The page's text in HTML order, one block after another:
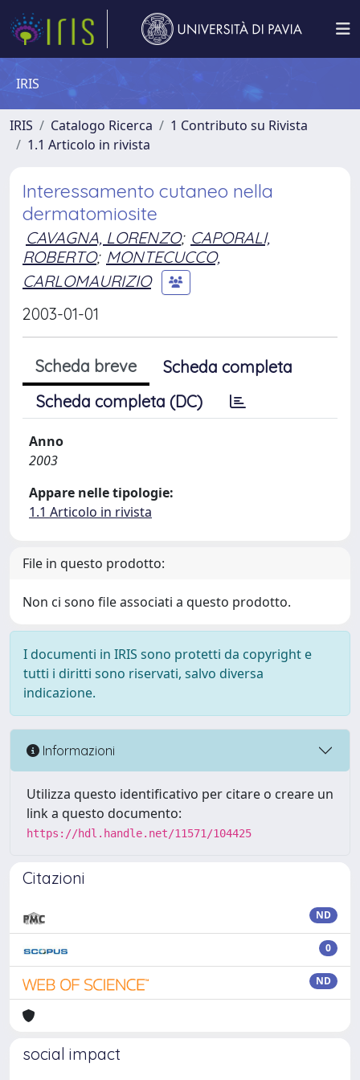
IRIS
IRIS Catalogo Ricerca
1 Contributo su Rivista
1.1 Articolo in rivista
Interessamento cutaneo nella
dermatomiosite
CAVAGNA, LORENZO; CAPORALI,
ROBERTO; MONTECUCCO,
CARLOMAURIZIO
2003-01-01
Scheda breve
Scheda completa
Scheda completa (DC)
Anno
2003
Appare nelle tipologie:
1.1 Articolo in rivista
File in questo prodotto:
Non ci sono file associati a questo prodotto.
I documenti in IRIS sono protetti da copyright e
tutti i diritti sono riservati, salvo diversa
indicazione.
Informazioni
Utilizza questo identificativo per citare o creare un
link a questo documento:
https://hdl.handle.net/11571/104425
Citazioni
ND
0
ND
social impact